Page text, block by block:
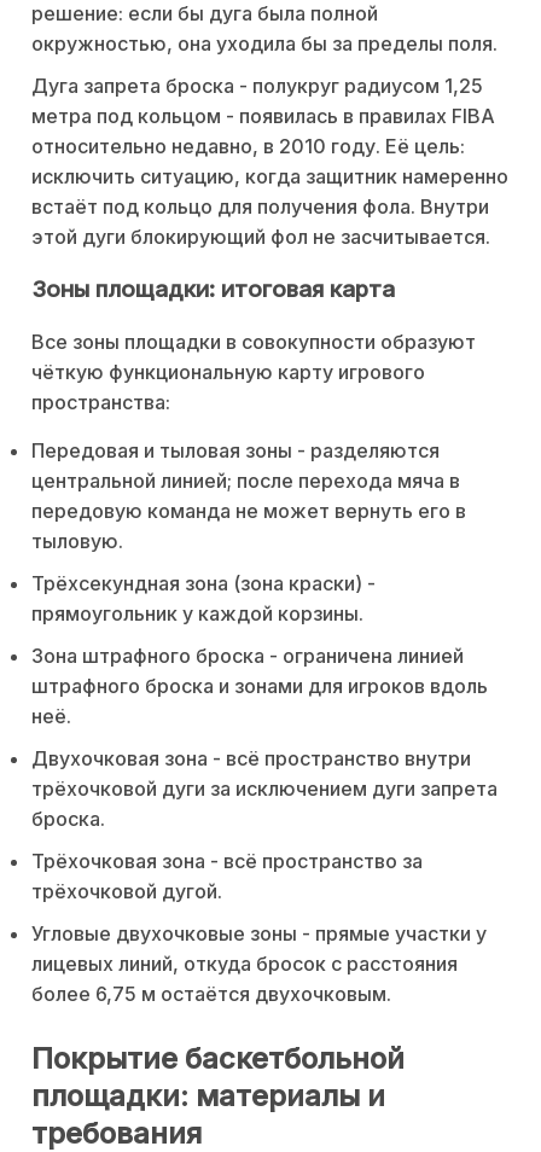
решение: если бы дуга была полной
окружностью, она уходила бы за пределы поля.
Дуга запрета броска - полукруг радиусом 1,25
метра под кольцом - появилась в правилах FIBA
относительно недавно, в 2010 году. Её цель:
исключить ситуацию, когда защитник намеренно
встаёт под кольцо для получения фола. Внутри
этой дуги блокирующий фол не засчитывается.
Зоны площадки: итоговая карта
Все зоны площадки в совокупности образуют
чёткую функциональную карту игрового
пространства:
Передовая и тыловая зоны - разделяются
центральной линией; после перехода мяча в
передовую команда не может вернуть его в
тыловую.
Трёхсекундная зона (зона краски) -
прямоугольник у каждой корзины.
Зона штрафного броска - ограничена линией
штрафного броска и зонами для игроков вдоль
неё.
Двухочковая зона - всё пространство внутри
трёхочковой дуги за исключением дуги запрета
броска.
Трёхочковая зона - всё пространство за
трёхочковой дугой.
Угловые двухочковые зоны - прямые участки у
лицевых линий, откуда бросок с расстояния
более 6,75 м остаётся двухочковым.
Покрытие баскетбольной
площадки: материалы и
требования